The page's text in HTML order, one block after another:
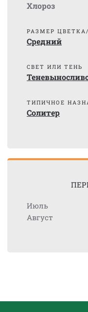
Хлороз
РАЗМЕР
Средний
СВЕТ ИЛИ ТЕНЬ
ТИПИЧНОЕ
Солитер
Июль
Август